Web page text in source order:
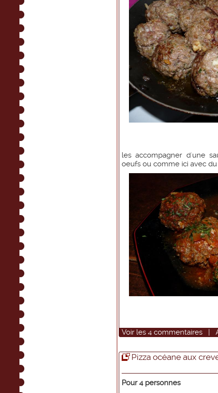
les accompagner d'une
oeufs ou comme ici avec du
Voir les 4 commentaires |
Pizza océane aux
Pour 4 personnes